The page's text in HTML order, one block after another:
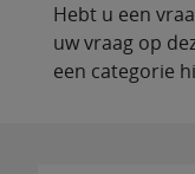
Hebt u een
uw vraag op
een categorie